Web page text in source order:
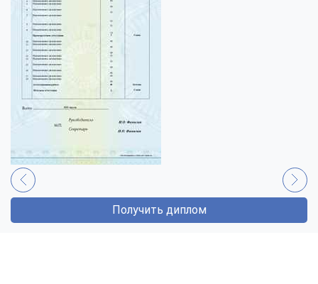
Получить диплом